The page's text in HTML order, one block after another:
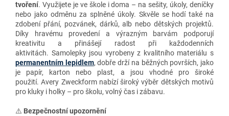
tvoření. Využijete je ve škole i doma – na sešity, úkoly, deníčky
nebo jako odměnu za splněné úkoly. Skvěle se hodí také na
zdobení přání, pozvánek, dárků, alb nebo dětských projektů.
Díky hravému provedení a výrazným barvám podporují
kreativitu a přinášejí radost při každodenních
aktivitách. Samolepky jsou vyrobeny z kvalitního materiálu s
permanentním lepidlem, dobře drží na běžných površích, jako
je papír, karton nebo plast, a jsou vhodné pro široké
použití. Avery Zweckform nabízí široký výběr dětských motivů
pro kluky i holky – pro školu, volný čas i zábavu.
⚠️ Bezpečnostní upozornění